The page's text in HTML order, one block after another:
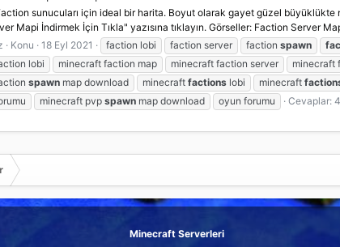
sunucuları için ideal bir harita. Boyut olarak gayet güzel
Mapi İndirmek İçin Tıkla" yazısına tıklayın. Görseller: Faction Server
Konu 18 Eyl 2021 faction lobi faction server faction spawn
lobi
minecraft faction map minecraft faction server minecraft
spawn map download minecraft factions lobi minecraft
minecraft pvp spawn map download oyun forumu Cevaplar: 4
Minecraft Serverleri